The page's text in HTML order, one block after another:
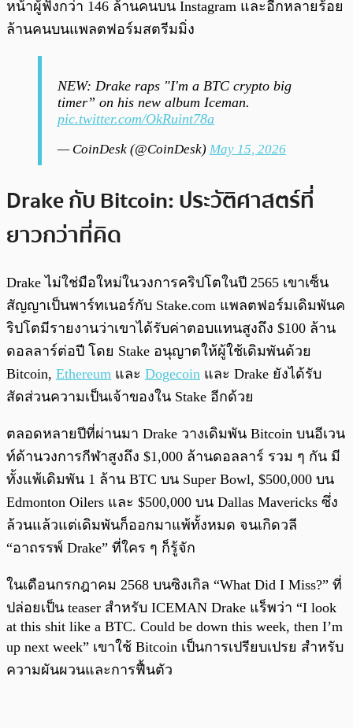
หน้าผู้ฟังกว่า 146 ล้านคนบน Instagram และอีกหลายร้อย
ล้านคนบนแพลตฟอร์มสตรีมมิ่ง
NEW: Drake raps "I'm a BTC crypto big
timer” on his new album Iceman.
pic.twitter.com/OkRuint78a
— CoinDesk (@CoinDesk) May 15, 2026
Drake กับ Bitcoin: ประวัติศาสตร์ที่
ยาวกว่าที่คิด
Drake ไม่ใช่มือใหม่ในวงการคริปโตในปี 2565 เขาเซ็น
สัญญาเป็นพาร์ทเนอร์กับ Stake.com แพลตฟอร์มเดิมพันค
ริปโตมีรายงานว่าเขาได้รับค่าตอบแทนสูงถึง $100 ล้าน
ดอลลาร์ต่อปี โดย Stake อนุญาตให้ผู้ใช้เดิมพันด้วย
Bitcoin, Ethereum และ Dogecoin และ Drake ยังได้รับ
สัดส่วนความเป็นเจ้าของใน Stake อีกด้วย
ตลอดหลายปีที่ผ่านมา Drake วางเดิมพัน Bitcoin บนอีเวน
ท์ด้านวงการกีฬาสูงถึง $1,000 ล้านดอลลาร์ รวม ๆ กัน มี
ทั้งแพ้เดิมพัน 1 ล้าน BTC บน Super Bowl, $500,000 บน
Edmonton Oilers และ $500,000 บน Dallas Mavericks ซึ่ง
ล้วนแล้วแต่เดิมพันก็ออกมาแพ้ทั้งหมด จนเกิดวลี
“อาถรรพ์ Drake” ที่ใคร ๆ ก็รู้จัก
ในเดือนกรกฎาคม 2568 บนซิงเกิล “What Did I Miss?” ที่
ปล่อยเป็น teaser สำหรับ ICEMAN Drake แร็พว่า “I look
at this shit like a BTC. Could be down this week, then I’m
up next week” เขาใช้ Bitcoin เป็นการเปรียบเปรย สำหรับ
ความผันผวนและการฟื้นตัว